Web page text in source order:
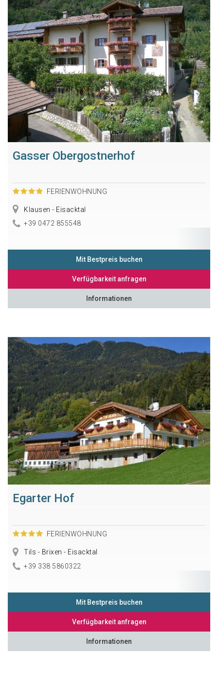
Gasser Obergostnerhof
FERIENWOHNUNG
Klausen - Eisacktal
+39 0472 855548
Mit Bestpreis buchen
Verfügbarkeit anfragen
Informationen
Egarter Hof
FERIENWOHNUNG
Tils - Brixen - Eisacktal
+39 338 5860322
Mit Bestpreis buchen
Verfügbarkeit anfragen
Informationen